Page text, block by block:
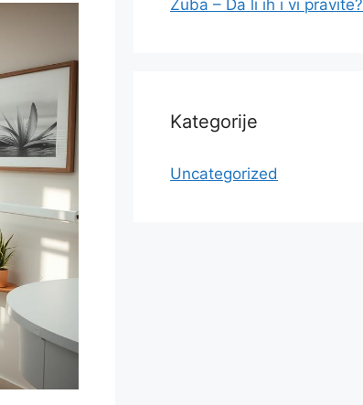
Zuba – Da li ih i vi pravite?
Kategorije
Uncategorized